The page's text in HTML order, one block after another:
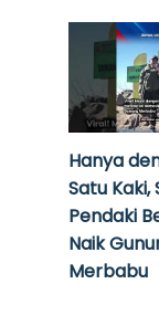
Hanya
Satu Kaki,
Pendaki
Naik
Merbabu